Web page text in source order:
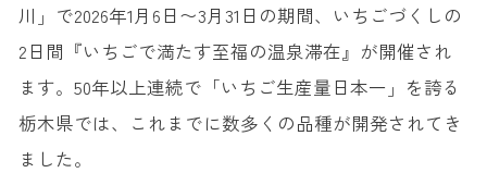
川」で2026年1月6日〜3月31日の期間、いちごづくしの
2日間『いちごで満たす至福の温泉滞在』が開催され
ます。50年以上連続で「いちご生産量日本一」を誇る
栃木県では、これまでに数多くの品種が開発されてき
ました。